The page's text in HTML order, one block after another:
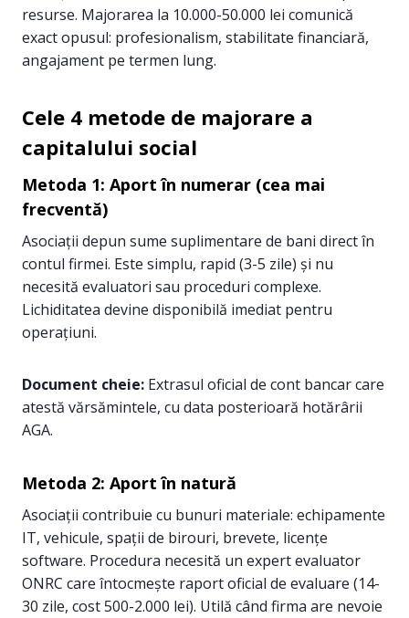
resurse. Majorarea la 10.000-50.000 lei comunică
exact opusul: profesionalism, stabilitate financiară,
angajament pe termen lung.
Cele 4 metode de majorare a
capitalului social
Metoda 1: Aport în numerar (cea mai
frecventă)
Asociații depun sume suplimentare de bani direct în
contul firmei. Este simplu, rapid (3-5 zile) și nu
necesită evaluatori sau proceduri complexe.
Lichiditatea devine disponibilă imediat pentru
operațiuni.
Document cheie: Extrasul oficial de cont bancar care
atestă vărsămintele, cu data posterioară hotărârii
AGA.
Metoda 2: Aport în natură
Asociații contribuie cu bunuri materiale: echipamente
IT, vehicule, spații de birouri, brevete, licențe
software. Procedura necesită un expert evaluator
ONRC care întocmește raport oficial de evaluare (14-
30 zile, cost 500-2.000 lei). Utilă când firma are nevoie